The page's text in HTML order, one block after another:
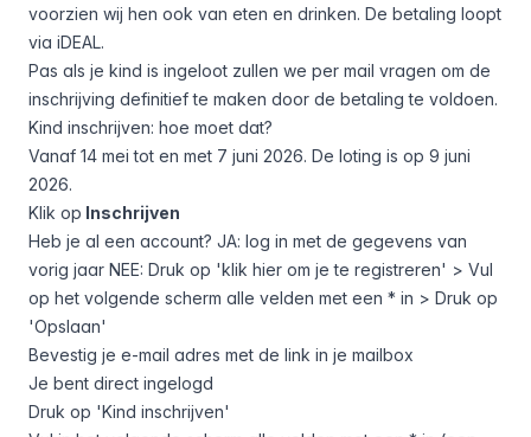
voorzien wij hen ook van eten en drinken. De betaling loopt
via iDEAL.
Pas als je kind is ingeloot zullen we per mail vragen om de
inschrijving definitief te maken door de betaling te voldoen.
Kind inschrijven: hoe moet dat?
Vanaf 14 mei tot en met 7 juni 2026. De loting is op 9 juni
2026.
Klik op Inschrijven
Heb je al een account? JA: log in met de gegevens van
vorig jaar NEE: Druk op 'klik hier om je te registreren' > Vul
op het volgende scherm alle velden met een * in > Druk op
'Opslaan'
Bevestig je e-mail adres met de link in je mailbox
Je bent direct ingelogd
Druk op 'Kind inschrijven'